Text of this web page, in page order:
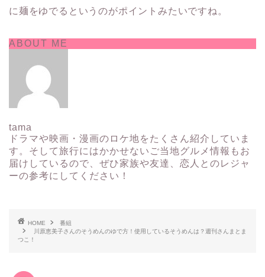
に麺をゆでるというのがポイントみたいですね。
ABOUT ME
tama
ドラマや映画・漫画のロケ地をたくさん紹介していま
す。そして旅行にはかかせないご当地グルメ情報もお
届けしているので、ぜひ家族や友達、恋人とのレジャ
ーの参考にしてください！
HOME
番組
川原恵美子さんのそうめんのゆで方！使用しているそうめんは？週刊さんまとま
つこ！